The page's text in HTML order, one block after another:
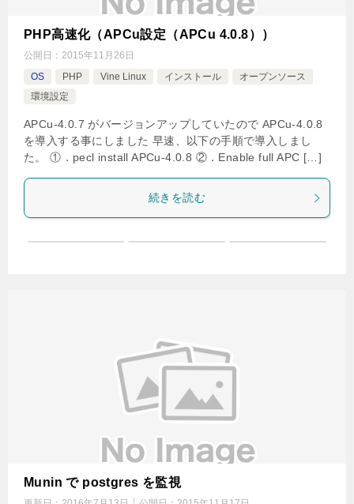
PHP高速化（APCu設定（APCu 4.0.8））
公開日： 2015年11月26日
OS
PHP Vine Linux インストール
オープンソース
環境設定
APCu-4.0.7 がバージョンアップしていたので APCu-4.0.8
を導入する事にしました 早速、以下の手順で導入しまし
た。 ①．pecl install APCu-4.0.8 ②．Enable full APC […]
続きを読む
Munin で postgres を監視